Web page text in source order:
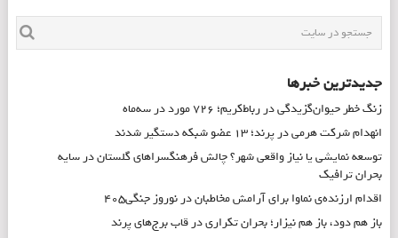
جدیدترین خبرها
زنگ خطر حیوان‌گزیدگی در رباط‌کریم؛ ۷۲۶ مورد در سه‌ماه
انهدام شرکت هرمی در پرند؛ ۱۳ عضو شبکه دستگیر شدند
توسعه نمایشی یا نیاز واقعی شهر؟ چالش فرهنگسراهای گلستان در سایه
بحران ترافیک
اقدام ارزنده‌ی نماوا برای آرامش مخاطبان در نوروز جنگی۴۰۵
باز هم دود، باز هم نیزار؛ بحران تکراری در قاب برج‌های پرند